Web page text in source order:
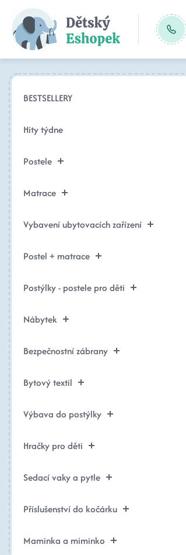
BESTSELLERY
Hity týdne
Postele
Matrace
Vybavení ubytovacích zařízení
Postel + matrace
Postýlky - postele pro děti
Nábytek
Bezpečnostní zábrany
Bytový textil
Výbava do postýlky
Hračky pro děti
Sedací vaky a pytle
Příslušenství do kočárku
Maminka a miminko